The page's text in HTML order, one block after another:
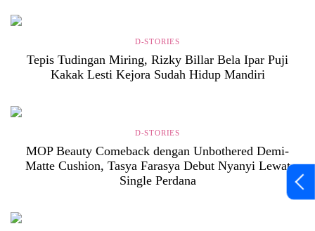
D-STORIES
Tepis Tudingan Miring, Rizky Billar Bela Ipar Puji
Kakak Lesti Kejora Sudah Hidup Mandiri
D-STORIES
MOP Beauty Comeback dengan Unbothered Demi-
Matte Cushion, Tasya Farasya Debut Nyanyi Lewat
Single Perdana